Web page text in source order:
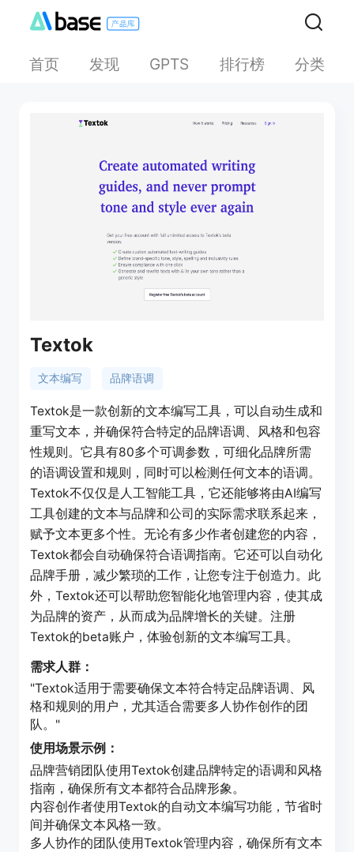
首页 发现 GPTS 排行榜 分类
Textok
文本编写 品牌语调
Textok是一款创新的文本编写工具，可以自动生成和
重写文本，并确保符合特定的品牌语调、风格和包容
性规则。它具有80多个可调参数，可细化品牌所需
的语调设置和规则，同时可以检测任何文本的语调。
Textok不仅仅是人工智能工具，它还能够将由AI编写
工具创建的文本与品牌和公司的实际需求联系起来，
赋予文本更多个性。无论有多少作者创建您的内容，
Textok都会自动确保符合语调指南。它还可以自动化
品牌手册，减少繁琐的工作，让您专注于创造力。此
外，Textok还可以帮助您智能化地管理内容，使其成
为品牌的资产，从而成为品牌增长的关键。注册
Textok的beta账户，体验创新的文本编写工具。
需求人群：
"Textok适用于需要确保文本符合特定品牌语调、风
格和规则的用户，尤其适合需要多人协作创作的团
队。"
使用场景示例：
品牌营销团队使用Textok创建品牌特定的语调和风格
指南，确保所有文本都符合品牌形象。
内容创作者使用Textok的自动文本编写功能，节省时
间并确保文本风格一致。
多人协作的团队使用Textok管理内容，确保所有文本